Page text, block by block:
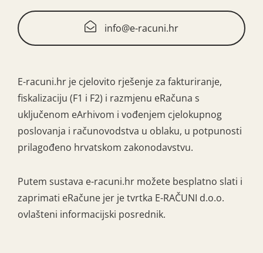
info@e-racuni.hr
E-racuni.hr je cjelovito rješenje za fakturiranje,
fiskalizaciju (F1 i F2) i razmjenu eRačuna s
uključenom eArhivom i vođenjem cjelokupnog
poslovanja i računovodstva u oblaku, u potpunosti
prilagođeno hrvatskom zakonodavstvu.
Putem sustava e-racuni.hr možete besplatno slati i
zaprimati eRačune jer je tvrtka E-RAČUNI d.o.o.
ovlašteni informacijski posrednik.